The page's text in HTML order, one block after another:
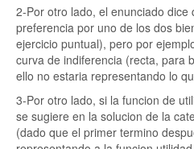
2-Por otro lado, el enunciado dice
preferencia por uno de los dos
ejercicio puntual), pero por
curva de indiferencia (recta, para
ello no estaria representando lo
3-Por otro lado, si la funcion de
se sugiere en la solucion de la
(dado que el primer termino